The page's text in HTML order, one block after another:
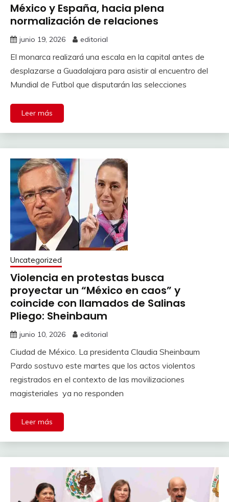
México y España, hacia plena
normalización de relaciones
junio 19, 2026 editorial
El monarca realizará una escala en la capital antes de
desplazarse a Guadalajara para asistir al encuentro del
Mundial de Futbol que disputarán las selecciones
Leer más
Uncategorized
Violencia en protestas busca
proyectar un “México en caos” y
coincide con llamados de Salinas
Pliego: Sheinbaum
junio 10, 2026 editorial
Ciudad de México. La presidenta Claudia Sheinbaum
Pardo sostuvo este martes que los actos violentos
registrados en el contexto de las movilizaciones
magisteriales ya no responden
Leer más